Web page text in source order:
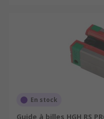
En stock
Guide à billes HGH RS